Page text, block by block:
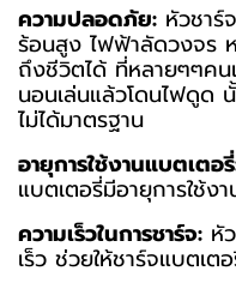
ความปลอดภัย: หัวชาร์จ
ร้อนสูง ไฟฟ้าลัดวงจร ห
ถึงชีวิตได้ ที่หลายๆๆคน
นอนเล่นแล้วโดนไฟดูด
ไม่ได้มาตรฐาน
อายุการใช้งานแบตเตอ
แบตเตอรี่มีอายุการใช้ง
ความเร็วในการชาร์จ: หั
เร็ว ช่วยให้ชาร์จแบตเต